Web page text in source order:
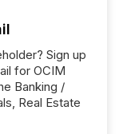
Sign up
for OCIM
Banking /
Real Estate